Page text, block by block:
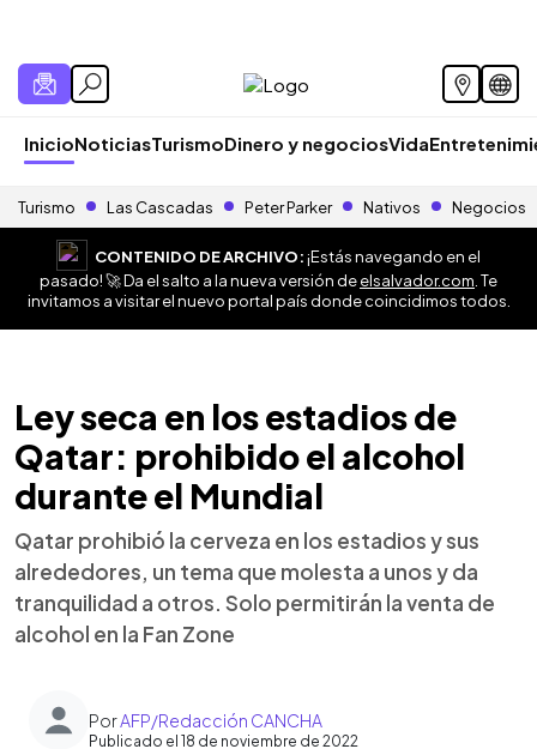
InicioNoticiasTurismoDinero y negociosVida
Turismo Las Cascadas Peter Parker Nativos Negocios
CONTENIDO DE ARCHIVO:¡Estás navegando en el
pasado! 🚀 Da el salto a la nueva versión deelsalvador.com . Te
invitamos a visitar el nuevo portal país donde coincidimos todos.
Ley seca en los estadios de
Qatar: prohibido el alcohol
durante el Mundial
Qatar prohibió la cerveza en los estadios y sus
alrededores, un tema que molesta a unos y da
tranquilidad a otros. Solo permitirán la venta de
alcohol en la Fan Zone
PorAFP/Redacción CANCHA
Publicado el 18 de noviembre de 2022